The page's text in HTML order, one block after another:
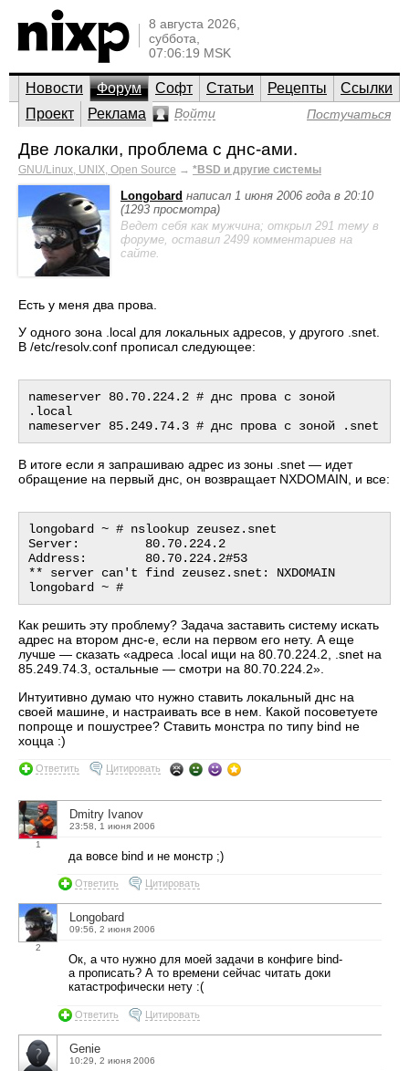
8 августа 2026,
суббота,
07:06:19 MSK
Новости Форум Софт Статьи Рецепты
Ссылки
Проект
Реклама Войти Постучаться
Две локалки, проблема с днс-ами.
GNU/Linux, UNIX, Open Source → *BSD и другие системы
Longobard написал 1 июня 2006 года в 20:10
(1293 просмотра)
Ведет себя как мужчина; открыл 291 тему в
форуме, оставил 2499 комментариев на
сайте.
Есть у меня два прова.
У одного зона .local для локальных адресов, у другого .snet.
В /etc/resolv.conf прописал следующее:
nameserver 80.70.224.2 # днс прова с зоной
.local
В итоге если я запрашиваю адрес из зоны .snet — идет
обращение на первый днс, он возвращает NXDOMAIN, и все:
longobard ~ # nslookup zeusez.snet
Server:         80.70.224.2
Address:        80.70.224.2#53
** server can't find zeusez.snet: NXDOMAIN
Как решить эту проблему? Задача заставить систему искать
адрес на втором днс-е, если на первом его нету. А еще
лучше — сказать «адреса .local ищи на 80.70.224.2, .snet на
85.249.74.3, остальные — смотри на 80.70.224.2».
Интуитивно думаю что нужно ставить локальный днс на
своей машине, и настраивать все в нем. Какой посоветуете
попроще и пошустрее? Ставить монстра по типу bind не
хоцца :)
Ответить Цитировать
1
Dmitry Ivanov
23:58, 1 июня 2006
да вовсе bind и не монстр ;)
Ответить Цитировать
2
Longobard
09:56, 2 июня 2006
Ок, а что нужно для моей задачи в конфиге bind-
а прописать? А то времени сейчас читать доки
катастрофически нету :(
Ответить Цитировать
Genie
10:29, 2 июня 2006